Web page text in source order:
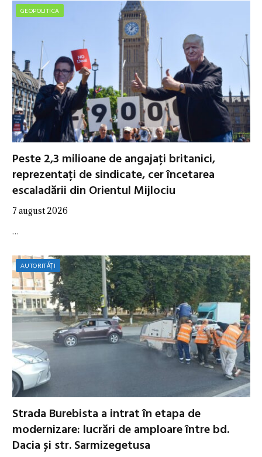
GEOPOLITICA
Peste 2,3 milioane de angajați britanici,
reprezentați de sindicate, cer încetarea
escaladării din Orientul Mijlociu
7 august 2026
…
AUTORITĂȚI
Strada Burebista a intrat în etapa de
modernizare: lucrări de amploare între bd.
Dacia și str. Sarmizegetusa